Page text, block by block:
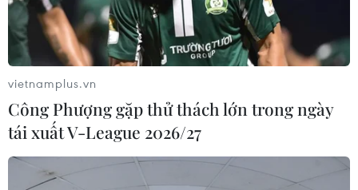
vietnamplus.vn
Công Phượng gặp thử thách lớn trong ngày
tái xuất V-League 2026/27